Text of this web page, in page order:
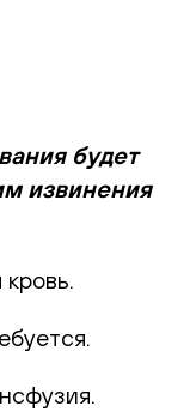
будет
извинения